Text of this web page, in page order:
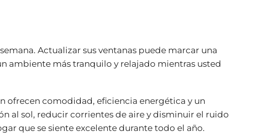
Actualizar sus ventanas puede marcar una
ambiente más tranquilo y relajado mientras usted
ofrecen comodidad, eficiencia energética y un
al sol, reducir corrientes de aire y disminuir el ruido
que se siente excelente durante todo el año.